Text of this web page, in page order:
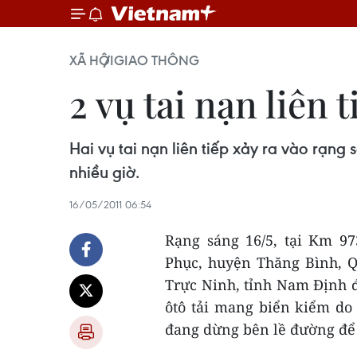
XÃ HỘIGIAO THÔNG
2 vụ tai nạn liên
Hai vụ tai nạn liên tiếp xảy ra vào rạng
nhiều giờ.
16/05/2011 06:54
Rạng sáng 16/5, tại Km
Phục, huyện Thăng Bình,
Trực Ninh, tỉnh Nam Định
ôtô tải mang biển kiểm
đang dừng bên lề đường